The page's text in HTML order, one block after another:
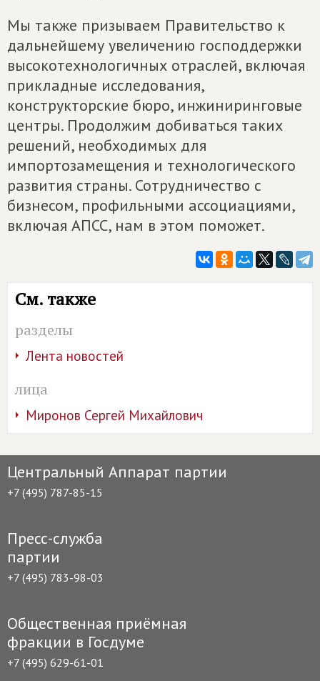
Мы также призываем Правительство к
дальнейшему увеличению господдержки
высокотехнологичных отраслей, включая
прикладные исследования,
конструкторские бюро, инжиниринговые
центры. Продолжим добиваться таких
решений, необходимых для
импортозамещения и технологического
развития страны. Сотрудничество с
бизнесом, профильными ассоциациями,
включая АПСС, нам в этом поможет.
См. также
разделы
Лента новостей
лица
Миронов Сергей Михайлович
Центральный Аппарат партии
+7 (495) 787-85-15
Пресс-служба
партии
+7 (495) 783-98-03
Общественная приёмная
фракции в Госдуме
+7 (495) 629-61-01